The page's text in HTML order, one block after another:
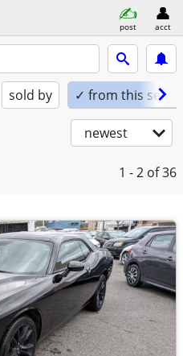
post acct
sold by ✓ from this seller
newest
1 - 2 of 36